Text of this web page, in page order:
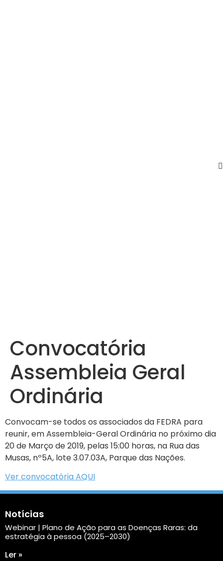
Convocatória
Assembleia Geral
Ordinária
Convocam-se todos os associados da FEDRA para
reunir, em Assembleia-Geral Ordinária no próximo dia
20 de Março de 2019, pelas 15:00 horas, na Rua das
Musas, nº5A, lote 3.07.03A, Parque das Nações.
Ver convocatória AQUI
Notícias
Webinar | Plano de Ação para as Doenças Raras: da
estratégia à pessoa (2025–2030)
Ler »